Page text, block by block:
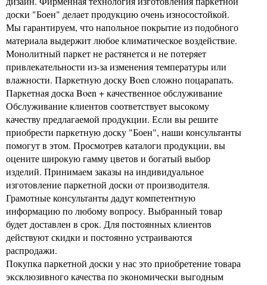
доски "Боен" делает продукцию очень износостойкой.
Мы гарантируем, что напольное покрытие из подобного
материала выдержит любое климатическое воздействие.
Монолитный паркет не растянется и не потеряет
привлекательности из-за изменения температуры или
влажности. Паркетную доску Boen сложно поцарапать.
Паркетная доска Boen + качественное обслуживание
Обслуживание клиентов соответствует высокому
качеству предлагаемой продукции. Если вы решите
приобрести паркетную доску "Боен", наши консультанты
помогут в этом. Просмотрев каталоги продукции, вы
оцените широкую гамму цветов и богатый выбор
изделий. Принимаем заказы на индивидуальное
изготовление паркетной доски от производителя.
Грамотные консультанты дадут компетентную
информацию по любому вопросу. Выбранный товар
будет доставлен в срок. Для постоянных клиентов
действуют скидки и постоянно устраиваются
распродажи.
Покупка паркетной доски у нас это приобретение товара
эксклюзивного качества по экономически выгодным